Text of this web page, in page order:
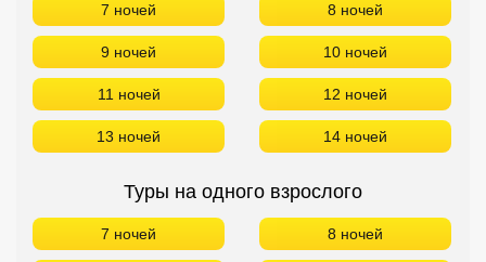
7 ночей 8 ночей
9 ночей 10 ночей
11 ночей 12 ночей
13 ночей 14 ночей
Туры на одного взрослого
7 ночей 8 ночей